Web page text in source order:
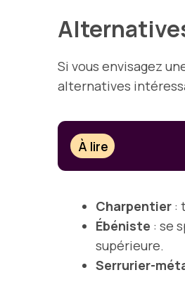
Si vous envisagez
alternatives
À lire
Charpentier :
Ébéniste : se
supérieure.
Serrurier-